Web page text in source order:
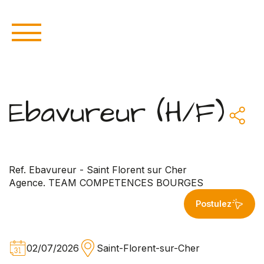
Ebavureur (H/F)
Ref. Ebavureur - Saint Florent sur Cher
Agence. TEAM COMPETENCES BOURGES
Postulez
02/07/2026 Saint-Florent-sur-Cher